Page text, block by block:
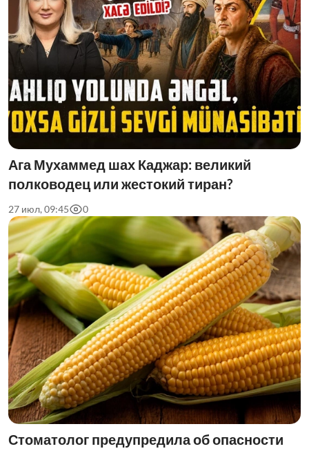
Ага Мухаммед шах Каджар: великий
полководец или жестокий тиран?
27 июл, 09:45 0
Стоматолог предупредила об опасности